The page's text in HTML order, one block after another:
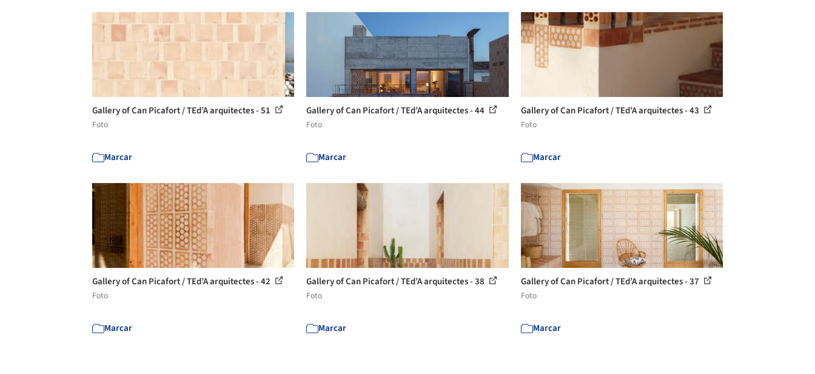
Gallery of Can Picafort / TEd’A arquitectes - 51
Foto
Marcar
Gallery of Can Picafort / TEd’A arquitectes - 44
Foto
Marcar
Gallery of Can Picafort / TEd’A arquitectes - 43
Foto
Marcar
Gallery of Can Picafort / TEd’A arquitectes - 42
Foto
Marcar
Gallery of Can Picafort / TEd’A arquitectes - 38
Foto
Marcar
Gallery of Can Picafort / TEd’A arquitectes - 37
Foto
Marcar